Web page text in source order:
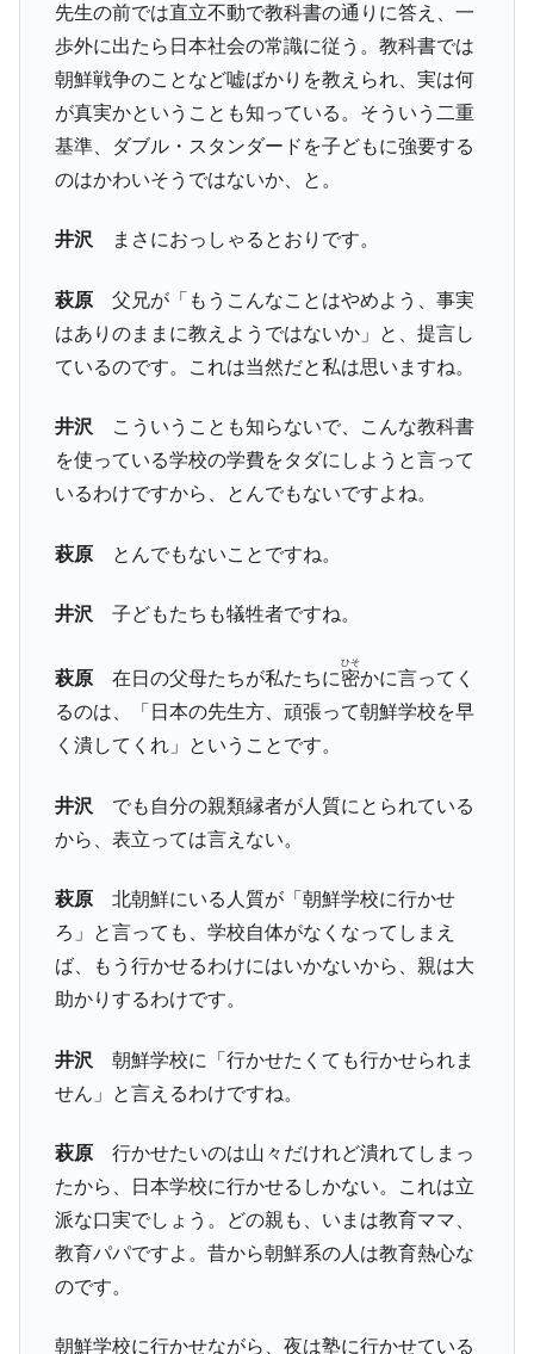
先生の前では直立不動で教科書の通りに答え、一
歩外に出たら日本社会の常識に従う。教科書では
朝鮮戦争のことなど嘘ばかりを教えられ、実は何
が真実かということも知っている。そういう二重
基準、ダブル・スタンダードを子どもに強要する
のはかわいそうではないか、と。
井沢まさにおっしゃるとおりです。
萩原父兄が「もうこんなことはやめよう、事実
はありのままに教えようではないか」と、提言し
ているのです。これは当然だと私は思いますね。
井沢 こういうことも知らないで、こんな教科書
を使っている学校の学費をタダにしようと言って
いるわけですから、とんでもないですよね。
萩原とんでもないことですね。
井沢 子どもたちも犠牲者ですね。
萩原在日の父母たちが私たちに密
ひそ
かに言ってく
るのは、「日本の先生方、頑張って朝鮮学校を早
く潰してくれ」ということです。
井沢 でも自分の親類縁者が人質にとられている
から、表立っては言えない。
萩原北朝鮮にいる人質が「朝鮮学校に行かせ
ろ」と言っても、学校自体がなくなってしまえ
ば、もう行かせるわけにはいかないから、親は大
助かりするわけです。
井沢 朝鮮学校に「行かせたくても行かせられま
せん」と言えるわけですね。
萩原行かせたいのは山々だけれど潰れてしまっ
たから、日本学校に行かせるしかない。これは立
派な口実でしょう。どの親も、いまは教育ママ、
教育パパですよ。昔から朝鮮系の人は教育熱心な
のです。
朝鮮学校に行かせながら、夜は塾に行かせている